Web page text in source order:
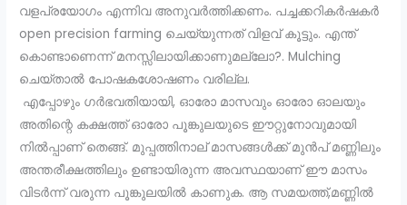
വളപ്രയോഗം എന്നിവ അനുവർത്തിക്കണം. പച്ചക്കറികർഷകർ
open precision farming ചെയ്യുന്നത് വിളവ് കൂട്ടും. എന്ത്‌
കൊണ്ടാണെന്ന് മനസ്സിലായിക്കാണുമല്ലോ?. Mulching
ചെയ്താൽ പോഷകശോഷണം വരില്ല.
എപ്പോഴും ഗർഭവതിയായി, ഓരോ മാസവും ഓരോ ഓലയും
അതിന്റെ കക്ഷത്ത് ഓരോ പൂങ്കുലയുടെ ഈറ്റുനോവുമായി
നിൽപ്പാണ് തെങ്ങ്. മുപ്പത്തിനാല് മാസങ്ങൾക്ക് മുൻപ് മണ്ണിലും
അന്തരീക്ഷത്തിലും ഉണ്ടായിരുന്ന അവസ്ഥയാണ് ഈ മാസം
വിടർന്ന് വരുന്ന പൂങ്കുലയിൽ കാണുക. ആ സമയത്ത്,മണ്ണിൽ